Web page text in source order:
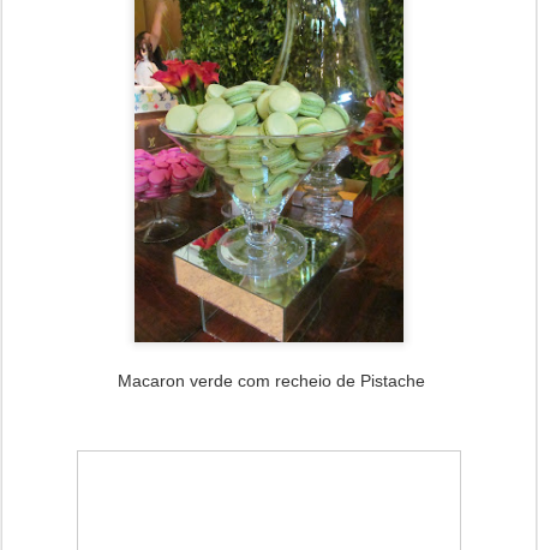
Macaron verde com recheio de Pistache